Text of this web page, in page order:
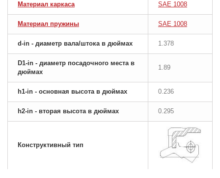
Материал каркаса SAE 1008
Материал пружины SAE 1008
d-in - диаметр вала/штока в дюймах 1.378
D1-in - диаметр посадочного места в
дюймах
1.89
h1-in - основная высота в дюймах 0.236
h2-in - вторая высота в дюймах 0.295
Конструктивный тип